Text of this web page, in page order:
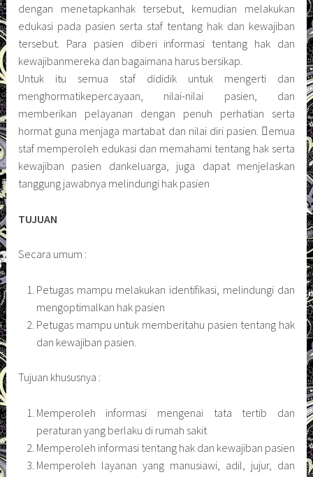
dengan menetapkanhak tersebut, kemudian melakukan
edukasi pada pasien serta staf tentang hak dan kewajiban
tersebut. Para pasien diberi informasi tentang hak dan
kewajibanmereka dan bagaimana harus bersikap.
Untuk itu semua staf dididik untuk mengerti dan
menghormatikepercayaan, nilai-nilai pasien, dan
memberikan pelayanan dengan penuh perhatian serta
hormat guna menjaga martabat dan nilai diri pasien. emua
staf memperoleh edukasi dan memahami tentang hak serta
kewajiban pasien dankeluarga, juga dapat menjelaskan
tanggung jawabnya melindungi hak pasien
TUJUAN
Secara umum :
Petugas mampu melakukan identifikasi, melindungi dan
mengoptimalkan hak pasien
Petugas mampu untuk memberitahu pasien tentang hak
dan kewajiban pasien.
Tujuan khususnya :
Memperoleh informasi mengenai tata tertib dan
peraturan yang berlaku di rumah sakit
Memperoleh informasi tentang hak dan kewajiban pasien
Memperoleh layanan yang manusiawi, adil, jujur, dan